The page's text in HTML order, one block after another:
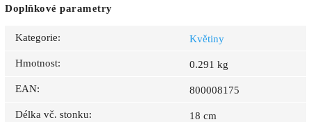
Doplňkové parametry
Kategorie: Květiny
Hmotnost: 0.291 kg
EAN: 800008175
Délka vč. stonku: 18 cm